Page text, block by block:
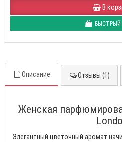
В
БЫСТРЫЙ
Описание Отзывы (1)
Женская
Элегантный цветочный аромат